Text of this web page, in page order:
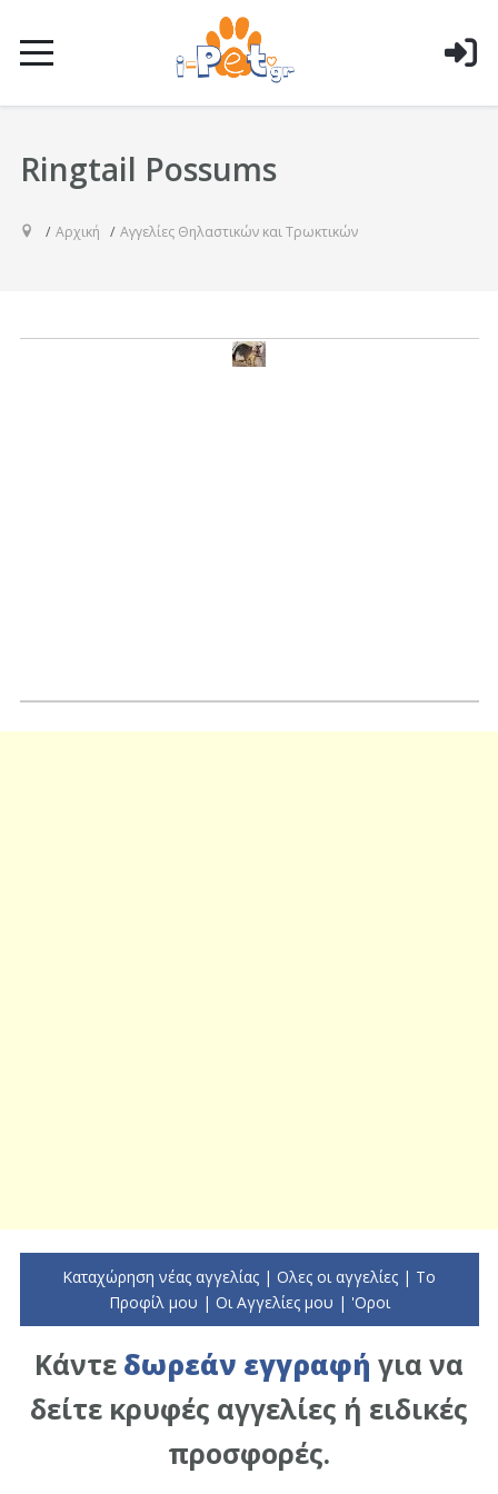
Ringtail Possums
Αρχική Αγγελίες Θηλαστικών και Τρωκτικών
Καταχώρηση νέας αγγελίας | Ολες οι αγγελίες | To
Προφίλ μου | Οι Αγγελίες μου | 'Οροι
Κάντε δωρεάν εγγραφή για να
δείτε κρυφές αγγελίες ή ειδικές
προσφορές.